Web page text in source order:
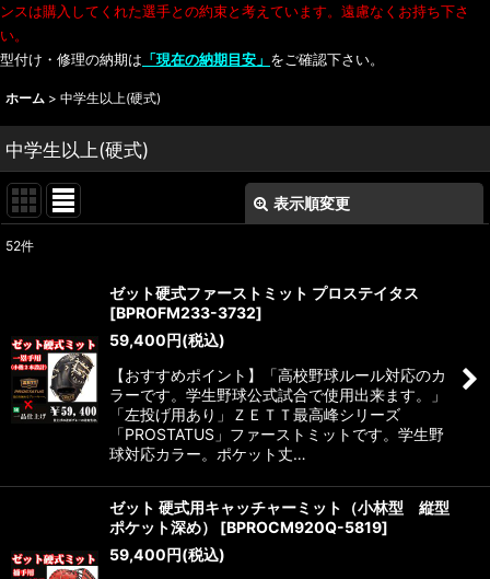
ンスは購入してくれた選手との約束と考えています。遠慮なくお持ち下さ
い。
型付け・修理の納期は 「現在の納期目安」 をご確認下さい。
ホーム > 中学生以上(硬式)
中学生以上(硬式)
表示順変更
絞り込む
52件
ゼット硬式ファーストミット プロステイタス
[BPROFM233-3732]
59,400円(税込)
【おすすめポイント】「高校野球ルール対応のカ
ラーです。学生野球公式試合で使用出来ます。」
「左投げ用あり」ＺＥＴＴ最高峰シリーズ
「PROSTATUS」ファーストミットです。学生野
球対応カラー。ポケット丈…
ゼット 硬式用キャッチャーミット（小林型 縦型
ポケット深め）
[BPROCM920Q-5819]
59,400円(税込)